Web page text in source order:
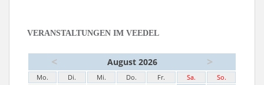
VERANSTALTUNGEN IM VEEDEL
< August 2026 >
Mo. Di. Mi. Do. Fr. Sa. So.